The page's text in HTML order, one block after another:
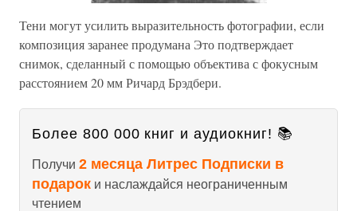
Тени могут усилить выразительность фотографии, если
композиция заранее продумана Это подтверждает
снимок, сделанный с помощью объектива с фокусным
расстоянием 20 мм Ричард Брэдбери.
Более 800 000 книг и аудиокниг! 📚
Получи 2 месяца Литрес Подписки в
подарок и наслаждайся неограниченным
чтением